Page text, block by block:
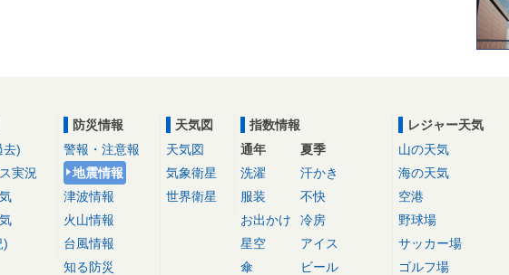
去)
実況
)
防災情報
警報・注意報
地震情報
津波情報
火山情報
台風情報
知る防災
天気図
天気図
気象衛星
世界衛星
指数情報
通年
洗濯
服装
お出かけ
星空
傘
夏季
汗かき
不快
冷房
アイス
ビール
レジャー天気
山の天気
海の天気
空港
野球場
サッカー場
ゴルフ場